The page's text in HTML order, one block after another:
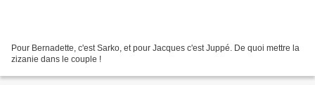
Pour Bernadette, c'est Sarko, et pour Jacques c'est Juppé. De quoi mettre la
zizanie dans le couple !